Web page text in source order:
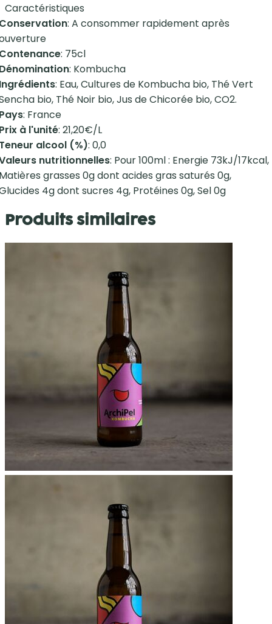
Caractéristiques
: A consommer rapidement après
: 75cl
: Kombucha
: Eau, Cultures de Kombucha bio, Thé Vert
bio, Thé Noir bio, Jus de Chicorée bio, CO2.
: France
à l'unité: 21,20€/L
alcool (%): 0,0
nutritionnelles: Pour 100ml : Energie 73kJ/17kcal,
grasses 0g dont acides gras saturés 0g,
4g dont sucres 4g, Protéines 0g, Sel 0g
Produits similaires